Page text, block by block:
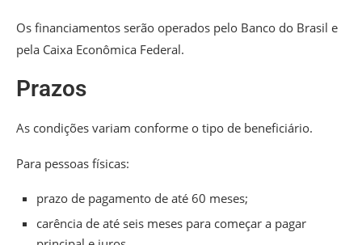
Os financiamentos serão operados pelo Banco do Brasil e
pela Caixa Econômica Federal.
Prazos
As condições variam conforme o tipo de beneficiário.
Para pessoas físicas:
prazo de pagamento de até 60 meses;
carência de até seis meses para começar a pagar